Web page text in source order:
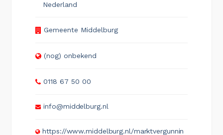
Nederland
Gemeente Middelburg
(nog) onbekend
0118 67 50 00
info@middelburg.nl
https://www.middelburg.nl/marktvergunnin